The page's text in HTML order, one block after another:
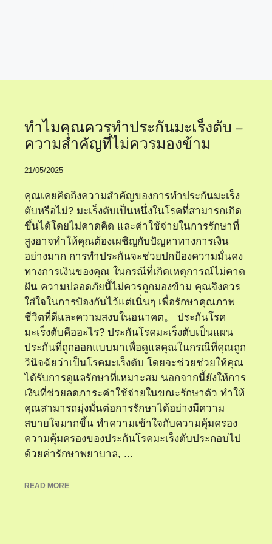
ทำไมคุณควรทำประกันมะเร็งตับ –
ความสำคัญที่ไม่ควรมองข้าม
21/05/2025
คุณเคยคิดถึงความสำคัญของการทำประกันมะเร็ง
ตับหรือไม่? มะเร็งตับเป็นหนึ่งในโรคที่สามารถเกิด
ขึ้นได้โดยไม่คาดคิด และค่าใช้จ่ายในการรักษาที่
สูงอาจทำให้คุณต้องเผชิญกับปัญหาทางการเงิน
อย่างมาก การทำประกันจะช่วยปกป้องความมั่นคง
ทางการเงินของคุณ ในกรณีที่เกิดเหตุการณ์ไม่คาด
ฝัน ความปลอดภัยนี้ไม่ควรถูกมองข้าม คุณจึงควร
ใส่ใจในการป้องกันไว้แต่เนิ่นๆ เพื่อรักษาคุณภาพ
ชีวิตที่ดีและความสงบในอนาคต。 ประกันโรค
มะเร็งตับคืออะไร? ประกันโรคมะเร็งตับเป็นแผน
ประกันที่ถูกออกแบบมาเพื่อดูแลคุณในกรณีที่คุณถูก
วินิจฉัยว่าเป็นโรคมะเร็งตับ โดยจะช่วยช่วยให้คุณ
ได้รับการดูแลรักษาที่เหมาะสม นอกจากนี้ยังให้การ
เงินที่ช่วยลดภาระค่าใช้จ่ายในขณะรักษาตัว ทำให้
คุณสามารถมุ่งมั่นต่อการรักษาได้อย่างมีความ
สบายใจมากขึ้น ทำความเข้าใจกับความคุ้มครอง
ความคุ้มครองของประกันโรคมะเร็งตับประกอบไป
ด้วยค่ารักษาพยาบาล, ...
READ MORE